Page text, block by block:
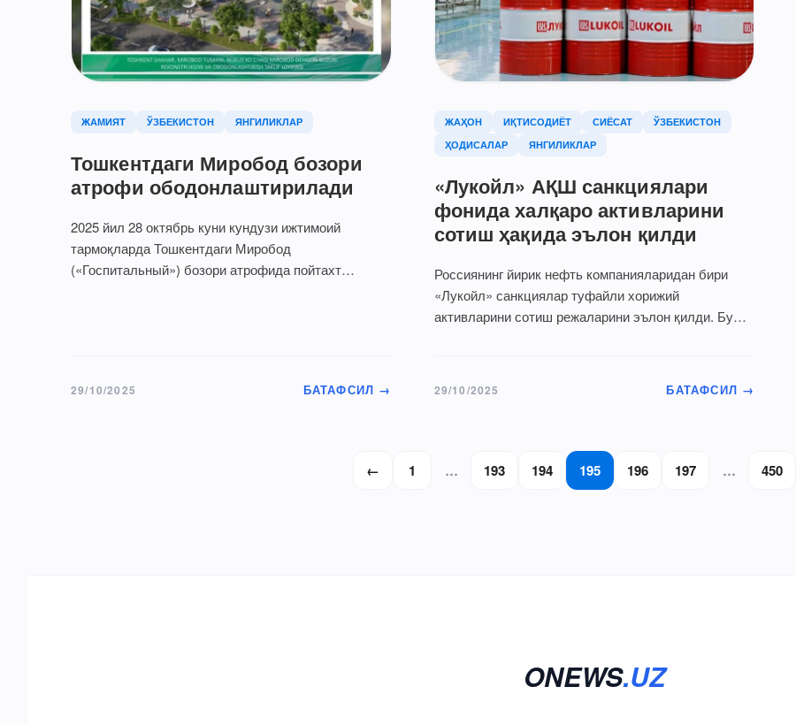
ЖАМИЯТ ЎЗБЕКИСТОН ЯНГИЛИКЛАР
Тошкентдаги Миробод бозори
атрофи ободонлаштирилади
2025 йил 28 октябрь куни кундузи ижтимоий
тармоқларда Тошкентдаги Миробод
(«Госпитальный») бозори атрофида пойтахт
29/10/2025 БАТАФСИЛ →
ЖАҲОН ИҚТИСОДИЁТ СИЁСАТ
ЎЗБЕКИСТОН
ҲОДИСАЛАР
ЯНГИЛИКЛАР
«Лукойл» АҚШ санкциялари
фонида халқаро активларини
сотиш ҳақида эълон қилди
Россиянинг йирик нефть компанияларидан бири
«Лукойл» санкциялар туфайли хорижий
активларини сотиш режаларини эълон қилди. Бу
29/10/2025 БАТАФСИЛ →
← 1 … 193 194 195 196 197 … 450
ONEWS.UZ